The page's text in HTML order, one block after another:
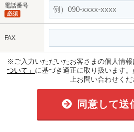
電話番号
必須
FAX
※ご入力いただいたお客さまの個人情報
ついて」 に基づき適正に取り扱います
上お問い合わせくだ
同意して送